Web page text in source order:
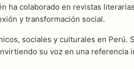
ha colaborado en revistas
y transformación social.
sociales y culturales en Perú.
su voz en una referencia